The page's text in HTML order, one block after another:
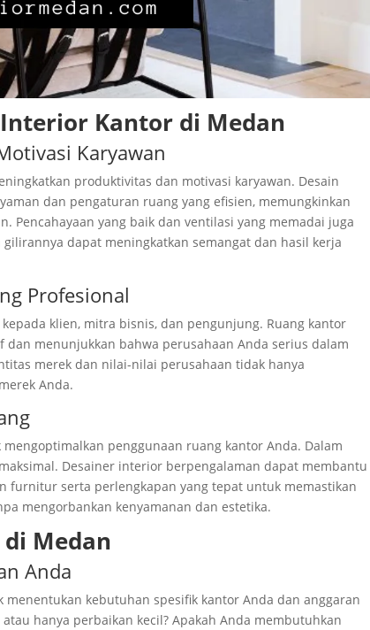
Kantor di Medan
Karyawan
produktivitas dan motivasi karyawan. Desain
dan pengaturan ruang yang efisien, memungkinkan
Pencahayaan yang baik dan ventilasi yang memadai juga
dapat meningkatkan semangat dan hasil kerja
Profesional
klien, mitra bisnis, dan pengunjung. Ruang kantor
menunjukkan bahwa perusahaan Anda serius dalam
merek dan nilai-nilai perusahaan tidak hanya
Anda.
penggunaan ruang kantor Anda. Dalam
Desainer interior berpengalaman dapat membantu
furnitur serta perlengkapan yang tepat untuk memastikan
mengorbankan kenyamanan dan estetika.
Medan
Anda
kebutuhan spesifik kantor Anda dan anggaran
hanya perbaikan kecil? Apakah Anda membutuhkan